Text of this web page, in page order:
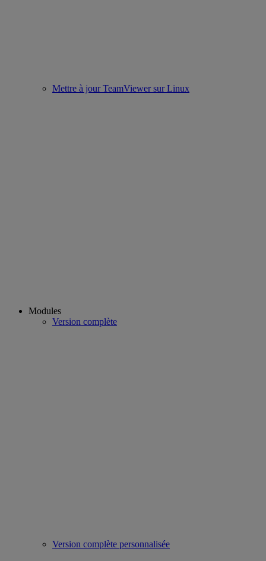
Mettre à jour TeamViewer sur Linux
Modules
Version complète
Version complète personnalisée